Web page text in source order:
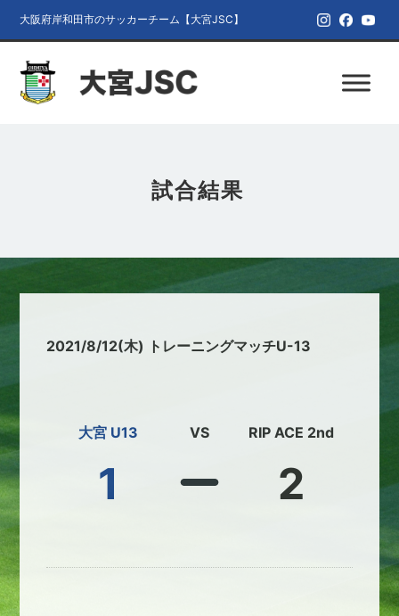
大阪府岸和田市のサッカーチーム【大宮JSC】
試合結果
2021/8/12(木) トレーニングマッチU-13
大宮 U13
1
VS RIP ACE 2nd
2